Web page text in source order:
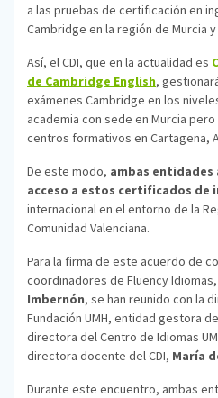
a las pruebas de certificación en
Cambridge en la región de Murcia
Así, el CDI, que en la actualidad es
de Cambridge English,
exámenes Cambridge en los
academia con sede en Murcia
centros formativos en Cartagena,
De este modo, ambas
acceso a estos certificados de
internacional en el entorno de la
Comunidad Valenciana.
Para la firma de este acuerdo de
coordinadores de Fluency Idiomas,
Imbernón, se han reunido con la
Fundación UMH, entidad gestora
directora del Centro de Idiomas
directora docente del CDI, María
Durante este encuentro, ambas